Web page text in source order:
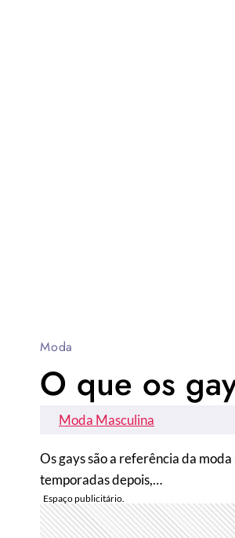
Moda
O que os
Moda Masculina
Os gays são a referência da
temporadas depois,…